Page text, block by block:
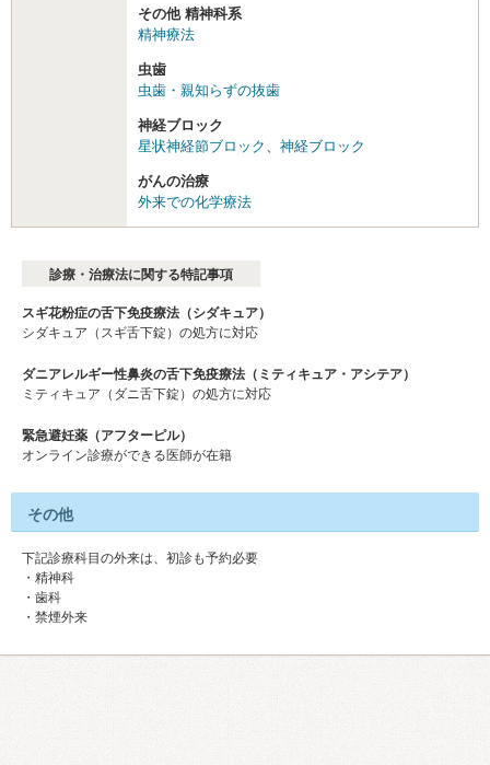
その他 精神科系
精神療法
虫歯
虫歯・親知らずの抜歯
神経ブロック
星状神経節ブロック
神経ブロック
がんの治療
外来での化学療法
診療・治療法に関する特記事項
スギ花粉症の舌下免疫療法（シダキュア）
シダキュア（スギ舌下錠）の処方に対応
ダニアレルギー性鼻炎の舌下免疫療法（ミティキュア・アシテア）
ミティキュア（ダニ舌下錠）の処方に対応
緊急避妊薬（アフターピル）
オンライン診療ができる医師が在籍
その他
下記診療科目の外来は、初診も予約必要
・精神科
・歯科
・禁煙外来